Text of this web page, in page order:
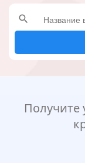
search
Получите